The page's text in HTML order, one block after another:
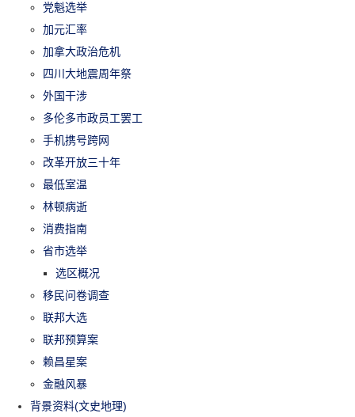
党魁选举
加元汇率
加拿大政治危机
四川大地震周年祭
外国干涉
多伦多市政员工罢工
手机携号跨网
改革开放三十年
最低室温
林顿病逝
消费指南
省市选举
选区概况
移民问卷调查
联邦大选
联邦预算案
赖昌星案
金融风暴
背景资料(文史地理)